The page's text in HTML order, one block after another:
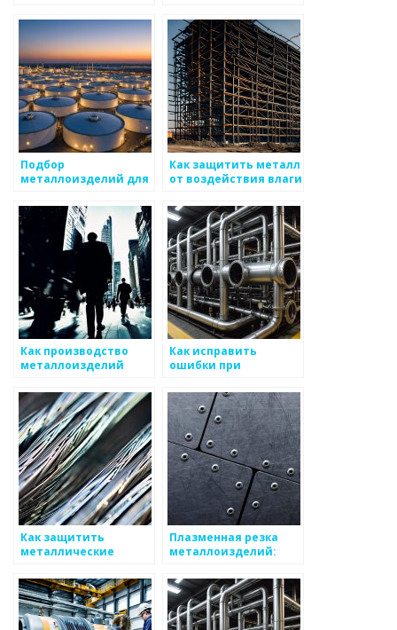
последствия и
способы
предотвращения
металлов
Подбор
металлоизделий для
Как защитить металл
от воздействия влаги
Как производство
металлоизделий
устойчивое развитие
Как исправить
ошибки при
металлоизделий
Как защитить
металлические
Плазменная резка
металлоизделий:
недостатки